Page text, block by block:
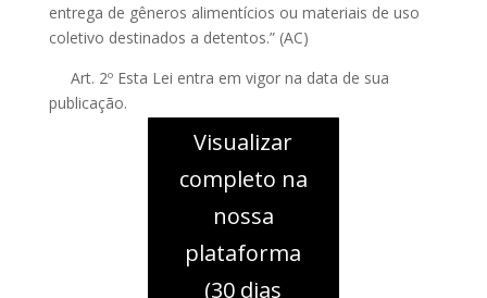
entrega de gêneros alimentícios ou materiais de uso
coletivo destinados a detentos.” (AC)
Art. 2º Esta Lei entra em vigor na data de sua
publicação.
Visualizar
completo na
nossa
plataforma
(30 dias